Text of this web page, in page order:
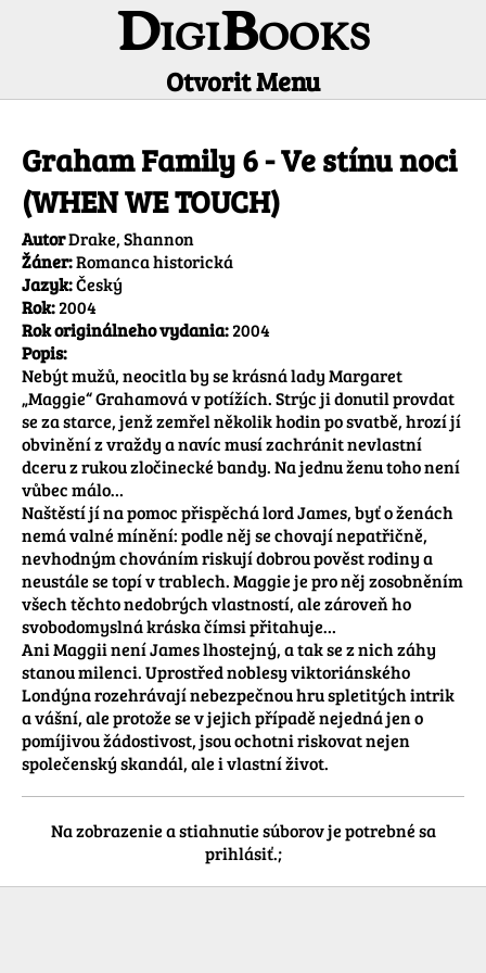
DigiBooks
Otvorit Menu
Graham Family 6 - Ve stínu noci
(WHEN WE TOUCH)
AutorDrake, Shannon
Žáner:Romanca historická
Jazyk:Český
Rok:2004
Rok originálneho vydania:2004
Popis:
Nebýt mužů, neocitla by se krásná lady Margaret
„Maggie“ Grahamová v potížích. Strýc ji donutil provdat
se za starce, jenž zemřel několik hodin po svatbě, hrozí jí
obvinění z vraždy a navíc musí zachránit nevlastní
dceru z rukou zločinecké bandy. Na jednu ženu toho není
vůbec málo…
Naštěstí jí na pomoc přispěchá lord James, byť o ženách
nemá valné mínění: podle něj se chovají nepatřičně,
nevhodným chováním riskují dobrou pověst rodiny a
neustále se topí v trablech. Maggie je pro něj zosobněním
všech těchto nedobrých vlastností, ale zároveň ho
svobodomyslná kráska čímsi přitahuje…
Ani Maggii není James lhostejný, a tak se z nich záhy
stanou milenci. Uprostřed noblesy viktoriánského
Londýna rozehrávají nebezpečnou hru spletitých intrik
a vášní, ale protože se v jejich případě nejedná jen o
pomíjivou žádostivost, jsou ochotni riskovat nejen
společenský skandál, ale i vlastní život.
Na zobrazenie a stiahnutie súborov je potrebné sa
prihlásiť.;